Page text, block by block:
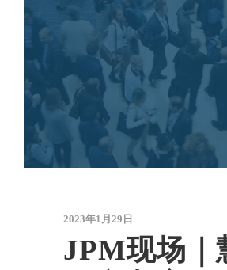
2023年1月29日
JPM现场｜